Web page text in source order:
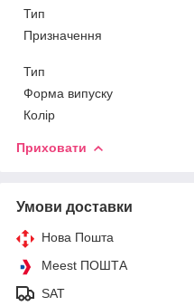
Тип
Призначення
Тип
Форма випуску
Колір
Приховати
Умови доставки
Нова Пошта
Meest ПОШТА
SAT